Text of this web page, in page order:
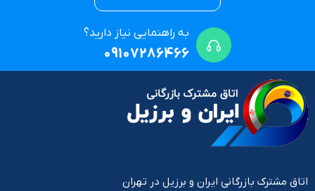
به راهنمایی نیاز دارید؟
09107286466
اتاق مشترک بازرگانی ایران و برزیل در تهران